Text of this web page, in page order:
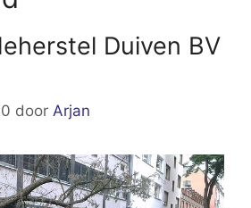
Duiven BV
door Arjan